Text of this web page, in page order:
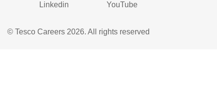
Linkedin YouTube
© Tesco Careers 2026. All rights reserved